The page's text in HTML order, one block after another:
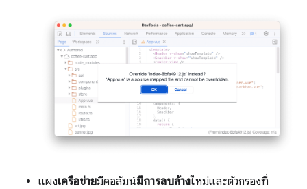
แผงเครือข่ายมีคอลัมน์มีการลบล้างใหม่และตัวกรองที่